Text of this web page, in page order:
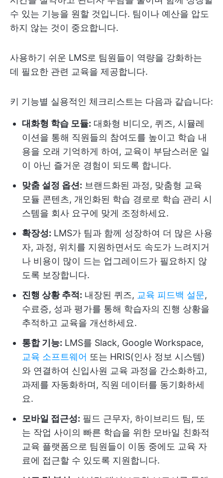
수 있는 기능을 원할 것입니다. 팀이나 예산을 압도
하지 않는 것이 중요합니다.
사용하기 쉬운 LMS로 팀원들이 역량을 강화하는
데 필요한 관련 교육을 제공합니다.
키 기능별 실용적인 체크리스트는 다음과 같습니다:
대화형 학습 모듈: 대화형 비디오, 퀴즈, 시뮬레
이션을 통해 직원들의 참여도를 높이고 학습 내
용을 오래 기억하게 하여, 교육이 부담스러운 일
이 아닌 즐거운 경험이 되도록 합니다.
맞춤 설정 옵션: 브랜드화된 과정, 맞춤형 교육
모듈 콘텐츠, 개인화된 학습 경로로 학습 관리 시
스템을 회사 요구에 맞게 조정하세요.
확장성: LMS가 팀과 함께 성장하여 더 많은 사용
자, 과정, 위치를 지원하면서도 속도가 느려지거
나 비용이 많이 드는 업그레이드가 필요하지 않
도록 보장합니다.
진행 상황 추적: 내장된 퀴즈, 교육 피드백 설문,
수료증, 성과 평가를 통해 학습자의 진행 상황을
추적하고 교육을 개선하세요.
통합 기능: LMS를 Slack, Google Workspace,
교육 소프트웨어 또는 HRIS(인사 정보 시스템)
와 연결하여 신입사원 교육 과정을 간소화하고,
과제를 자동화하며, 직원 데이터를 동기화하세
요.
모바일 접근성: 필드 근무자, 하이브리드 팀, 또
는 작업 사이의 빠른 학습을 위한 모바일 친화적
교육 플랫폼으로 팀원들이 이동 중에도 교육 자
료에 접근할 수 있도록 지원합니다.